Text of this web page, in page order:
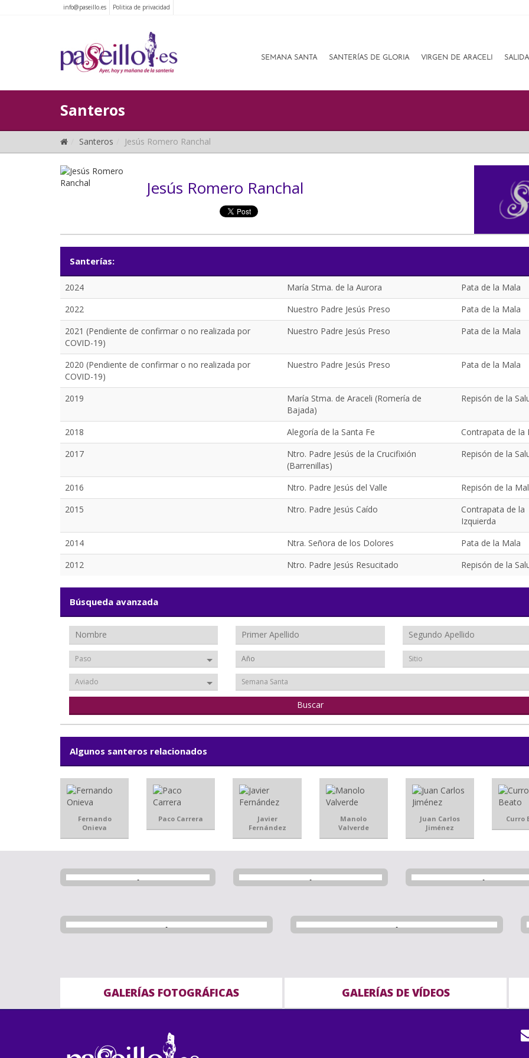
info@paseillo.es Politica de privacidad
SEMANA SANTA SANTERÍAS DE GLORIA VIRGEN DE ARACELI
Santeros
Santeros Jesús Romero Ranchal
Jesús Romero Ranchal
Santerías:
2024 María Stma. de la Aurora
Pata de la Mala
2022
Nuestro Padre Jesús Preso
Pata de la Mala
2021 (Pendiente de confirmar o no realizada por
COVID-19)
Nuestro Padre Jesús Preso Pata de la Mala
2020 (Pendiente de confirmar o no realizada por
COVID-19)
Nuestro Padre Jesús Preso Pata de la Mala
2019
María Stma. de Araceli (Romería de
Bajada)
Repisón de la
2018 Alegoría de la Santa Fe
Contrapata de la
2017
Ntro. Padre Jesús de la Crucifixión
(Barrenillas)
Repisón de la
2016 Ntro. Padre Jesús del Valle
Repisón de la
2015
Ntro. Padre Jesús Caído
Contrapata de la
Izquierda
2014
Ntra. Señora de los Dolores
Pata de la Mala
2012
Ntro. Padre Jesús Resucitado Repisón de la
Búsqueda avanzada
Paso Sitio
Aviado Semana Santa
Algunos santeros relacionados
Fernando
Onieva
Paco Carrera
Javier
Fernández
Manolo
Valverde
Juan Carlos
Jiménez
Curro
GALERÍAS FOTOGRÁFICAS GALERÍAS DE VÍDEOS